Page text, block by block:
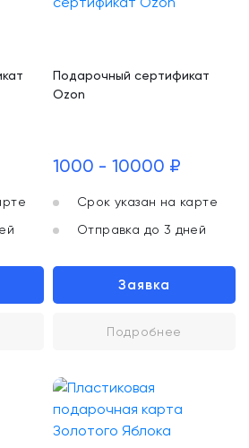
Подарочный сертификат
Ozon
1000 - 10000 ₽
Срок указан на карте
Отправка до 3 дней
Заявка
Подробнее